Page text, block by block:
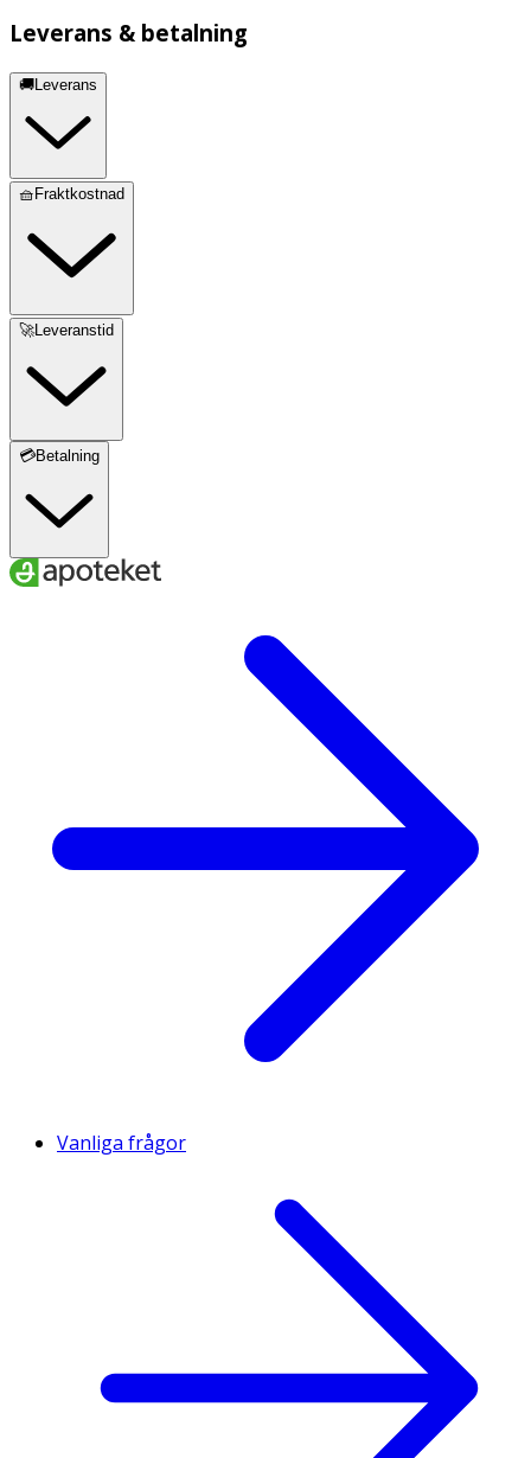
Leverans & betalning
🚚Leverans
🧺Fraktkostnad
🚀Leveranstid
💳Betalning
Vanliga frågor